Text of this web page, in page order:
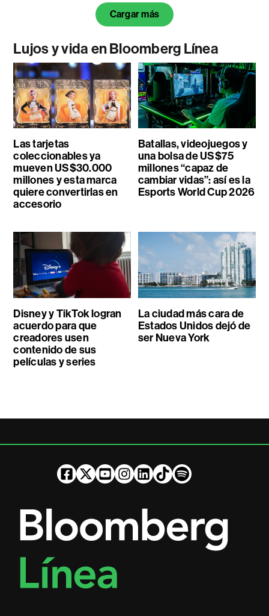
Cargar más
Lujos y vida en Bloomberg Línea
Las tarjetas
coleccionables ya
mueven US$30.000
millones y esta marca
quiere convertirlas en
accesorio
Batallas, videojuegos y
una bolsa de US$75
millones “capaz de
cambiar vidas”: así es la
Esports World Cup 2026
Disney y TikTok logran
acuerdo para que
creadores usen
contenido de sus
películas y series
La ciudad más cara de
Estados Unidos dejó de
ser Nueva York